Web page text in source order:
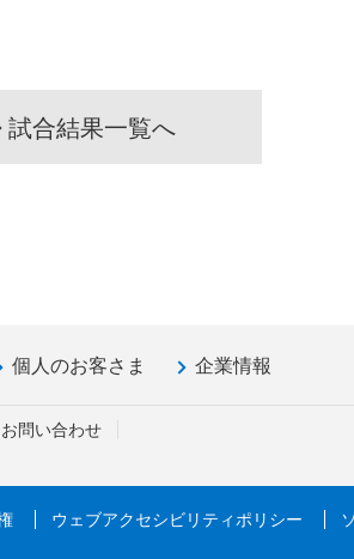
試合結果一覧へ
個人のお客さま 企業情報
お問い合わせ
ウェブアクセシビリティポリシー